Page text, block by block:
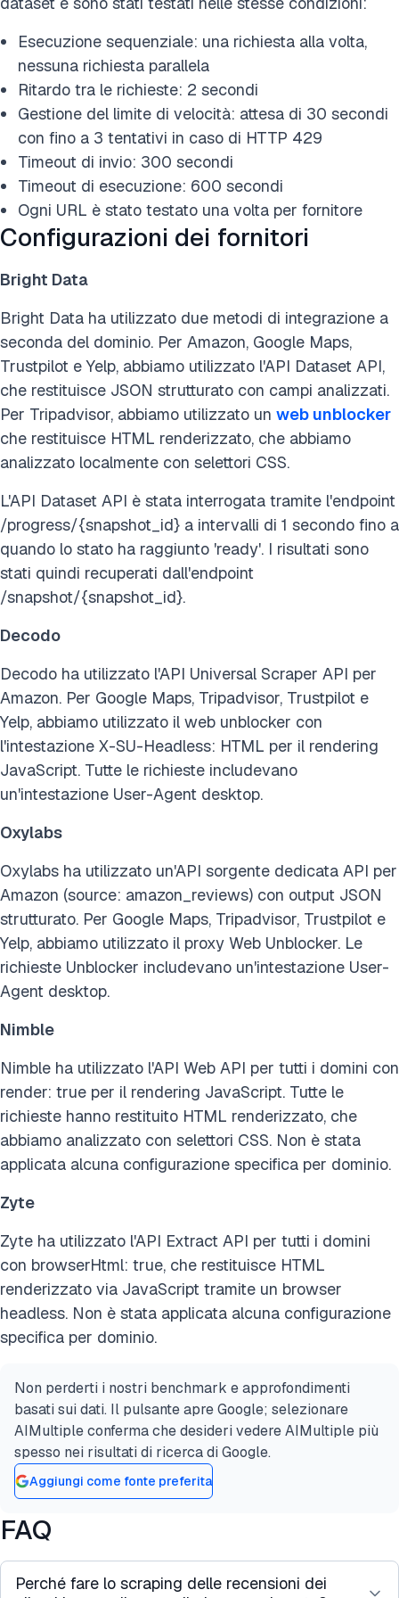
Esecuzione sequenziale: una richiesta alla volta,
nessuna richiesta parallela
Ritardo tra le richieste: 2 secondi
Gestione del limite di velocità: attesa di 30 secondi
con fino a 3 tentativi in caso di HTTP 429
Timeout di invio: 300 secondi
Timeout di esecuzione: 600 secondi
Ogni URL è stato testato una volta per fornitore
Configurazioni dei fornitori
Bright Data
Bright Data ha utilizzato due metodi di integrazione a
seconda del dominio. Per Amazon, Google Maps,
Trustpilot e Yelp, abbiamo utilizzato l'API Dataset API,
che restituisce JSON strutturato con campi analizzati.
Per Tripadvisor, abbiamo utilizzato un web unblocker
che restituisce HTML renderizzato, che abbiamo
analizzato localmente con selettori CSS.
L'API Dataset API è stata interrogata tramite l'endpoint
/progress/{snapshot_id} a intervalli di 1 secondo fino a
quando lo stato ha raggiunto 'ready'. I risultati sono
stati quindi recuperati dall'endpoint
/snapshot/{snapshot_id}.
Decodo
Decodo ha utilizzato l'API Universal Scraper API per
Amazon. Per Google Maps, Tripadvisor, Trustpilot e
Yelp, abbiamo utilizzato il web unblocker con
l'intestazione X-SU-Headless: HTML per il rendering
JavaScript. Tutte le richieste includevano
un'intestazione User-Agent desktop.
Oxylabs
Oxylabs ha utilizzato un'API sorgente dedicata API per
Amazon (source: amazon_reviews) con output JSON
strutturato. Per Google Maps, Tripadvisor, Trustpilot e
Yelp, abbiamo utilizzato il proxy Web Unblocker. Le
richieste Unblocker includevano un'intestazione User-
Agent desktop.
Nimble
Nimble ha utilizzato l'API Web API per tutti i domini con
render: true per il rendering JavaScript. Tutte le
richieste hanno restituito HTML renderizzato, che
abbiamo analizzato con selettori CSS. Non è stata
applicata alcuna configurazione specifica per dominio.
Zyte
Zyte ha utilizzato l'API Extract API per tutti i domini
con browserHtml: true, che restituisce HTML
renderizzato via JavaScript tramite un browser
headless. Non è stata applicata alcuna configurazione
specifica per dominio.
Non perderti i nostri benchmark e approfondimenti
basati sui dati. Il pulsante apre Google; selezionare
AIMultiple conferma che desideri vedere AIMultiple più
spesso nei risultati di ricerca di Google.
Aggiungi come fonte preferita
FAQ
Perché fare lo scraping delle recensioni dei